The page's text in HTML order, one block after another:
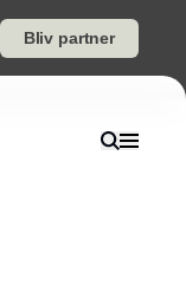
Bliv partner